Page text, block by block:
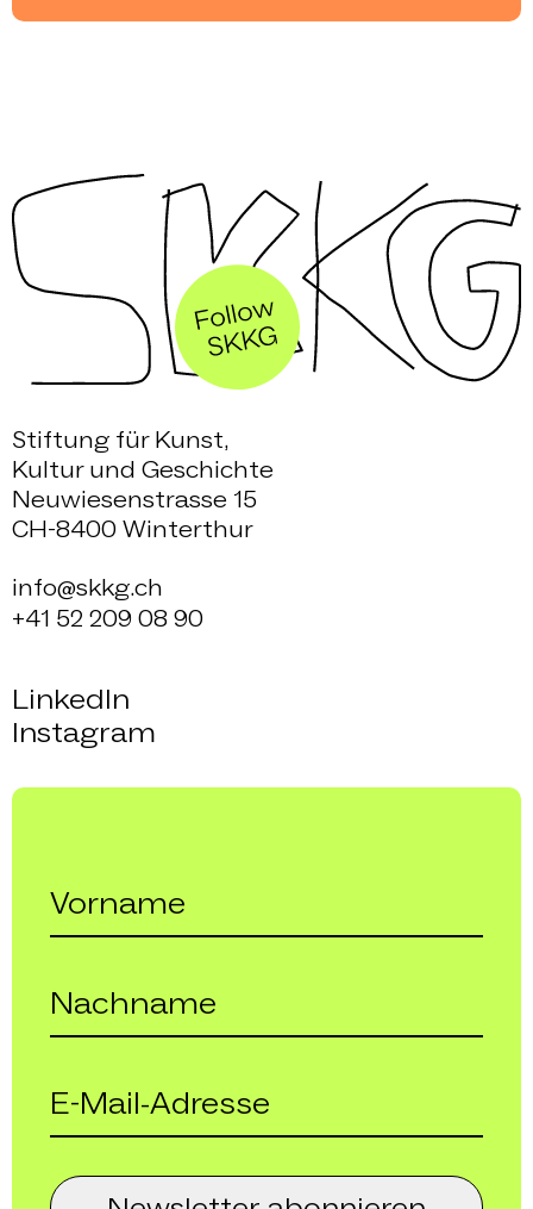
Stiftung für Kunst,
Kultur und Geschichte
Neuwiesenstrasse 15
CH-8400 Winterthur
info@skkg.ch
+41 52 209 08 90
LinkedIn
Instagram